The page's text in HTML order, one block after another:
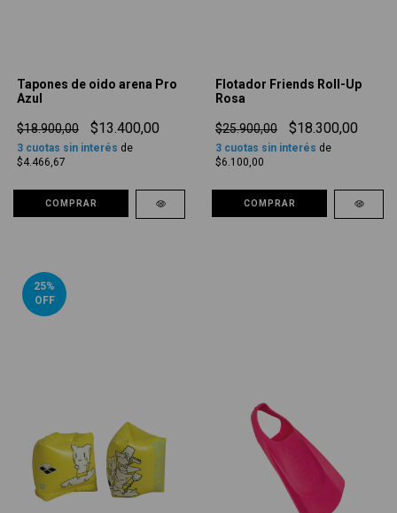
Tapones de oido arena Pro
Azul
$18.900,00 $13.400,00
3 cuotas sin interés de
$4.466,67
COMPRAR
Flotador Friends Roll-Up
Rosa
$25.900,00 $18.300,00
3 cuotas sin interés de
$6.100,00
COMPRAR
25%
OFF